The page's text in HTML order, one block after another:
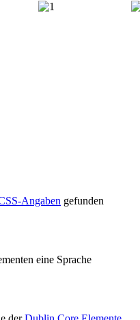
Angaben gefunden
eine Sprache